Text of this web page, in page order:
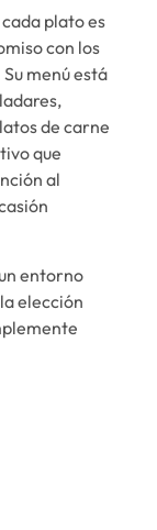
cada plato es
con los
menú está
de carne
que
al
entorno
elección